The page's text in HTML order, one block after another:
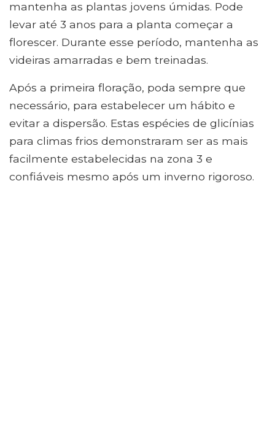
mantenha as plantas jovens úmidas. Pode
levar até 3 anos para a planta começar a
florescer. Durante esse período, mantenha as
videiras amarradas e bem treinadas.
Após a primeira floração, poda sempre que
necessário, para estabelecer um hábito e
evitar a dispersão. Estas espécies de glicínias
para climas frios demonstraram ser as mais
facilmente estabelecidas na zona 3 e
confiáveis ​​mesmo após um inverno rigoroso.